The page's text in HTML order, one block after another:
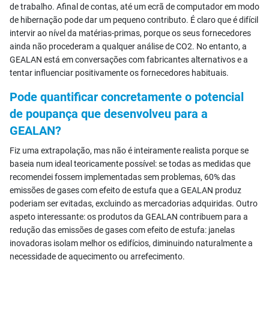
de trabalho. Afinal de contas, até um ecrã de computador em modo
de hibernação pode dar um pequeno contributo. É claro que é difícil
intervir ao nível da matérias-primas, porque os seus fornecedores
ainda não procederam a qualquer análise de CO2. No entanto, a
GEALAN está em conversações com fabricantes alternativos e a
tentar influenciar positivamente os fornecedores habituais.
Pode quantificar concretamente o potencial
de poupança que desenvolveu para a
GEALAN?
Fiz uma extrapolação, mas não é inteiramente realista porque se
baseia num ideal teoricamente possível: se todas as medidas que
recomendei fossem implementadas sem problemas, 60% das
emissões de gases com efeito de estufa que a GEALAN produz
poderiam ser evitadas, excluindo as mercadorias adquiridas. Outro
aspeto interessante: os produtos da GEALAN contribuem para a
redução das emissões de gases com efeito de estufa: janelas
inovadoras isolam melhor os edifícios, diminuindo naturalmente a
necessidade de aquecimento ou arrefecimento.